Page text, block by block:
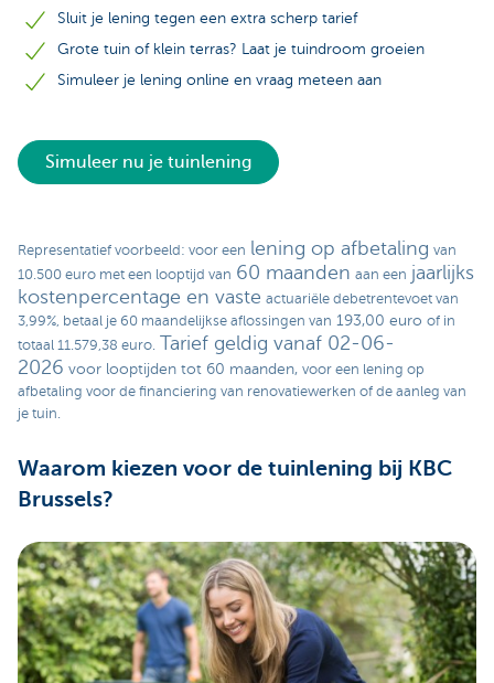
Sluit je lening tegen een extra scherp tarief
Grote tuin of klein terras? Laat je tuindroom groeien
Simuleer je lening online en vraag meteen aan
Simuleer nu je tuinlening
Representatief voorbeeld: voor een lening op afbetaling van
10.500 euro met een looptijd van 60 maanden aan een jaarlijks
kostenpercentage en vaste actuariële debetrentevoet van
3,99%, betaal je 60 maandelijkse aflossingen van 193,00 euro of in
totaal 11.579,38 euro. Tarief geldig vanaf 02-06-
2026 voor looptijden tot 60 maanden, voor een lening op
afbetaling voor de financiering van renovatiewerken of de aanleg van
je tuin.
Waarom kiezen voor de tuinlening bij KBC
Brussels?